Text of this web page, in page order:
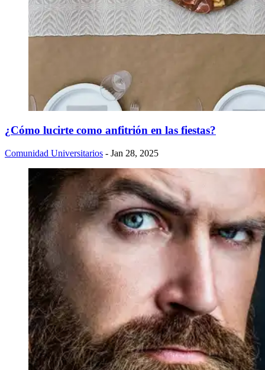
¿Cómo lucirte como anfitrión en las fiestas?
Comunidad Universitarios - Jan 28, 2025